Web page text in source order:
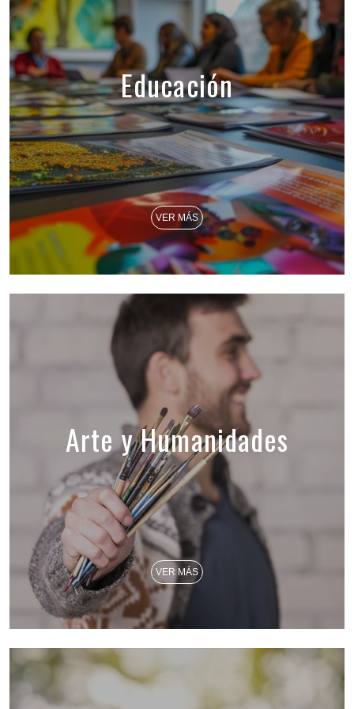
Educación
VER MÁS
Arte y Humanidades
VER MÁS